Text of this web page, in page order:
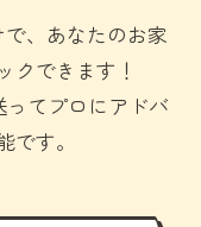
、あなたのお家
クできます！
てプロにアドバ
す。